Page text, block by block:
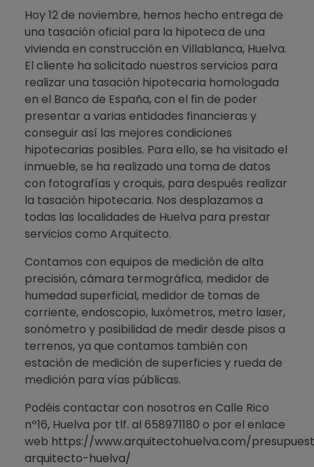
Hoy 12 de noviembre, hemos hecho entrega de
una tasación oficial para la hipoteca de una
vivienda en construcción en Villablanca, Huelva.
El cliente ha solicitado nuestros servicios para
realizar una tasación hipotecaria homologada
en el Banco de España, con el fin de poder
presentar a varias entidades financieras y
conseguir así las mejores condiciones
hipotecarias posibles. Para ello, se ha visitado el
inmueble, se ha realizado una toma de datos
con fotografías y croquis, para después realizar
la tasación hipotecaria. Nos desplazamos a
todas las localidades de Huelva para prestar
servicios como Arquitecto.
Contamos con equipos de medición de alta
precisión, cámara termográfica, medidor de
humedad superficial, medidor de tomas de
corriente, endoscopio, luxómetros, metro laser,
sonómetro y posibilidad de medir desde pisos a
terrenos, ya que contamos también con
estación de medición de superficies y rueda de
medición para vías públicas.
Podéis contactar con nosotros en Calle Rico
nº16, Huelva por tlf. al 658971180 o por el enlace
web https://www.arquitectohuelva.com/
arquitecto-huelva/